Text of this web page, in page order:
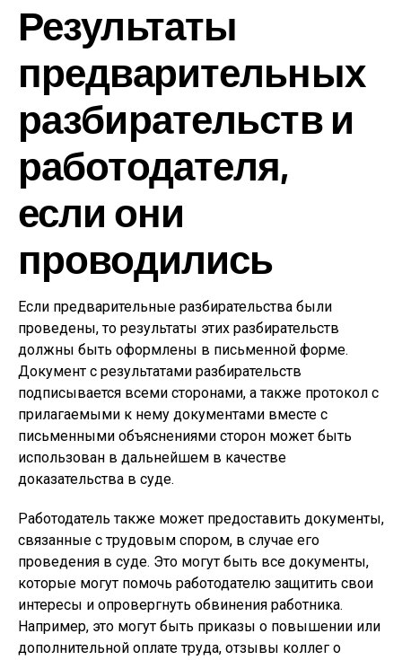
Результаты
предварительных
разбирательств и
работодателя,
если они
проводились
Если предварительные разбирательства были
проведены, то результаты этих разбирательств
должны быть оформлены в письменной форме.
Документ с результатами разбирательств
подписывается всеми сторонами, а также протокол с
прилагаемыми к нему документами вместе с
письменными объяснениями сторон может быть
использован в дальнейшем в качестве
доказательства в суде.
Работодатель также может предоставить документы,
связанные с трудовым спором, в случае его
проведения в суде. Это могут быть все документы,
которые могут помочь работодателю защитить свои
интересы и опровергнуть обвинения работника.
Например, это могут быть приказы о повышении или
дополнительной оплате труда, отзывы коллег о